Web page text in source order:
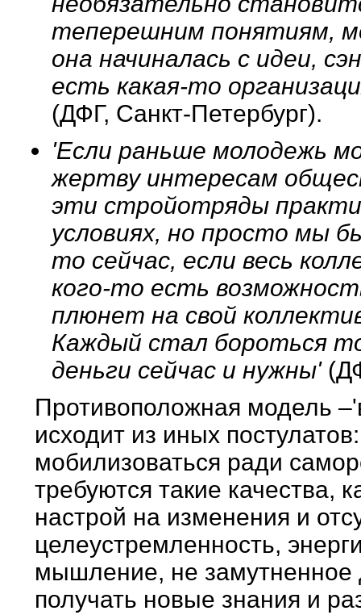
теперешним понятиям,
она начиналась с идеи,
есть какая-то
(ДФГ, Санкт-Петербург).
'Если раньше молодежь
жертву интересам
эти стройотряды
условиях, но просто мы
то сейчас, если весь
кого-то есть
плюнет на свой
Каждый стал бороться
деньги сейчас и нужны'
Противоположная модель
исходит из иных
мобилизоваться ради
требуются такие качества,
настрой на изменения и
целеустремленность,
мышление, не замутненное
получать новые знания и